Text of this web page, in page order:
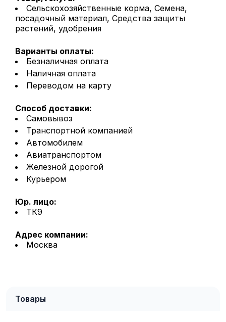
Сельскохозяйственные корма, Семена,
посадочный материал, Средства защиты
растений, удобрения
Варианты оплаты:
Безналичная оплата
Наличная оплата
Переводом на карту
Способ доставки:
Самовывоз
Транспортной компанией
Автомобилем
Авиатранспортом
Железной дорогой
Курьером
Юр. лицо:
ТК9
Адрес компании:
Москва
Товары